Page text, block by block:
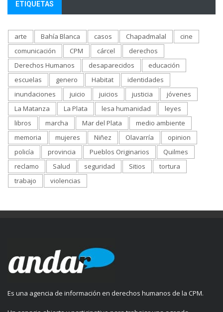
ETIQUETAS
arte Bahía Blanca casos Chapadmalal
cine
comunicación
CPM cárcel
derechos
Derechos Humanos
desaparecidos
educación
escuelas
genero Habitat
identidades
inundaciones
juicio juicios justicia
jóvenes
La Matanza
La Plata lesa humanidad
leyes
libros
marcha Mar del Plata
medio ambiente
memoria
mujeres Niñez Olavarría
opinion
policía
provincia Pueblos Originarios
Quilmes
reclamo
Salud seguridad Sitios
tortura
trabajo
violencias
Es una agencia de información en derechos humanos de la CPM.